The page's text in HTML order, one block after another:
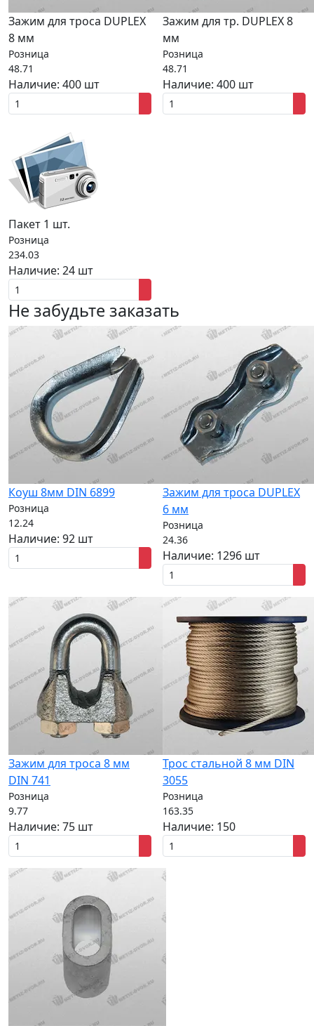
Зажим для троса DUPLEX
8 мм
Розница
48.71
Наличие: 400 шт
Зажим для тр. DUPLEX 8
мм
Розница
48.71
Наличие: 400 шт
Пакет 1 шт.
Розница
234.03
Наличие: 24 шт
Не забудьте заказать
Коуш 8мм DIN 6899
Розница
12.24
Наличие: 92 шт
Зажим для троса DUPLEX
6 мм
Розница
24.36
Наличие: 1296 шт
Зажим для троса 8 мм
DIN 741
Розница
9.77
Наличие: 75 шт
Трос стальной 8 мм DIN
3055
Розница
163.35
Наличие: 150